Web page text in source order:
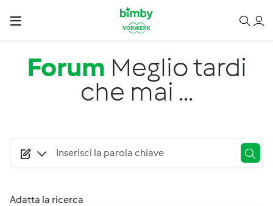
Salta al contenuto principale
Forum Meglio tardi
che mai ...
Adatta la ricerca